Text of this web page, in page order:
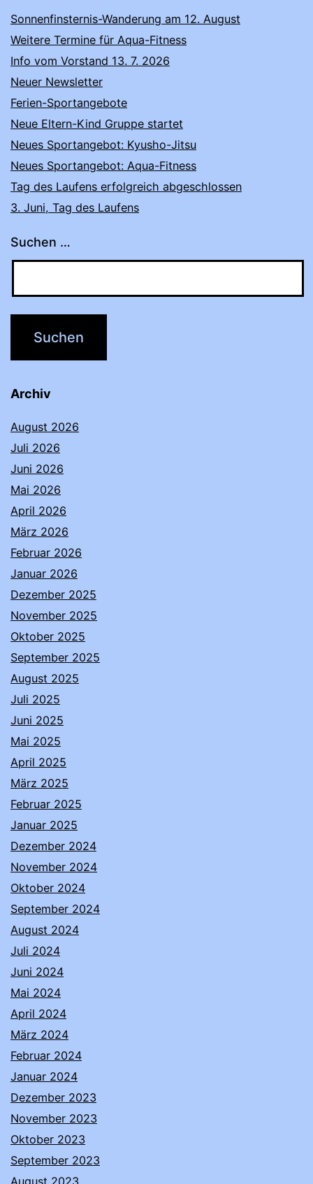
Sonnenfinsternis-Wanderung am 12. August
Weitere Termine für Aqua-Fitness
Info vom Vorstand 13. 7. 2026
Neuer Newsletter
Ferien-Sportangebote
Neue Eltern-Kind Gruppe startet
Neues Sportangebot: Kyusho-Jitsu
Neues Sportangebot: Aqua-Fitness
Tag des Laufens erfolgreich abgeschlossen
3. Juni, Tag des Laufens
Suchen …
Archiv
August 2026
Juli 2026
Juni 2026
Mai 2026
April 2026
März 2026
Februar 2026
Januar 2026
Dezember 2025
November 2025
Oktober 2025
September 2025
August 2025
Juli 2025
Juni 2025
Mai 2025
April 2025
März 2025
Februar 2025
Januar 2025
Dezember 2024
November 2024
Oktober 2024
September 2024
August 2024
Juli 2024
Juni 2024
Mai 2024
April 2024
März 2024
Februar 2024
Januar 2024
Dezember 2023
November 2023
Oktober 2023
September 2023
August 2023